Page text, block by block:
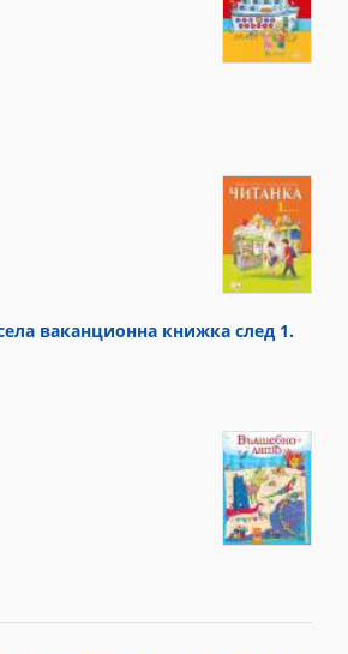
ваканционна книжка след 1.